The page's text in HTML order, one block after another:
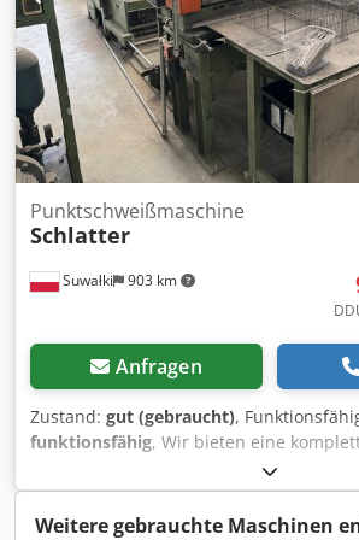
Suwałki 903 km
Punktschweißmaschine
Schlatter
Anfragen
Zustand: gut (gebraucht),
funktionsfähig, Wir bieten eine
automatischen Mehrpunktschweißen
Marke SCHLATTER zum Verkauf an.
voll funktionsfähige Produktionslinien.
Weitere gebrauchte Maschinen